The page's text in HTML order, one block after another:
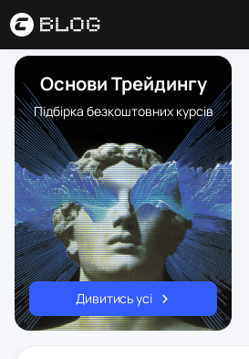
Основи Трейдингу
Підбірка безкоштовних курсів
Дивитись усі